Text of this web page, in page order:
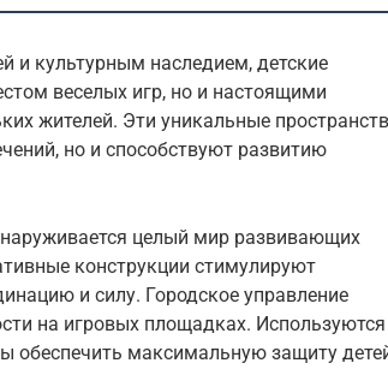
и культурным наследием, детские
веселых игр, но и настоящими
жителей. Эти уникальные
но и способствуют развитию
целый мир развивающих
конструкции стимулируют
и силу. Городское управление
на игровых площадках. Используются
обеспечить максимальную защиту